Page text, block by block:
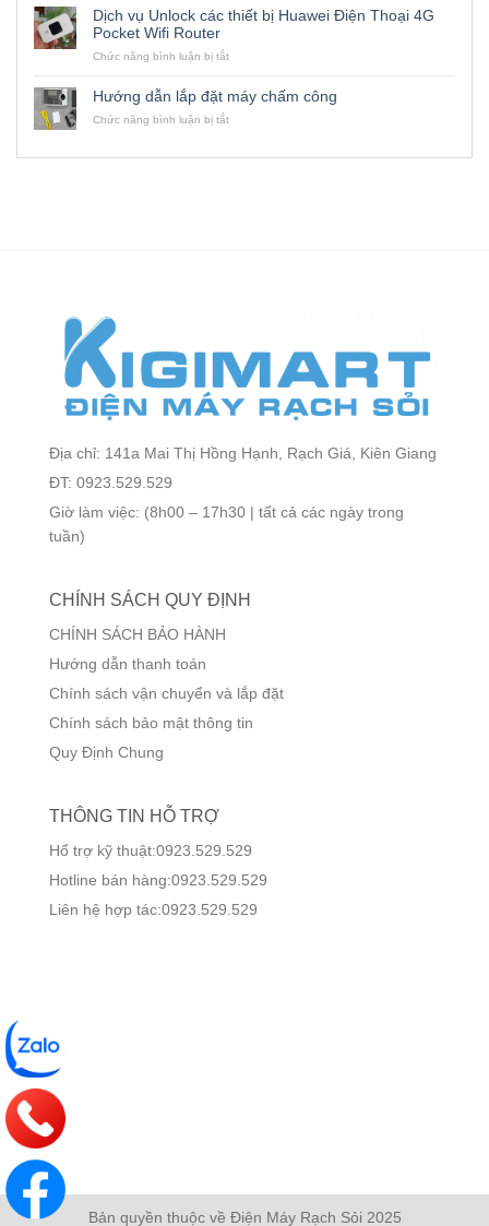
LƯU
TRỮ
Ổ
ĐẦU
GHI
CAMERA
SÁT
mạng
thoại
bị
khóa
Dịch vụ Unlock các thiết bị Huawei Điện Thoại 4G
Pocket Wifi Router
Chức năng bình luận bị tắtở
Unlock
các
Hướng dẫn lắp đặt máy chấm công
Chức năng bình luận bị tắtở
Địa chỉ: 141a Mai Thị Hồng Hạnh, Rạch Giá, Kiên Giang
ĐT: 0923.529.529
Giờ làm việc: (8h00 – 17h30 | tất cả các ngày trong
tuần)
CHÍNH SÁCH QUY ĐỊNH
CHÍNH SÁCH BẢO HÀNH
Hướng dẫn thanh toán
Chính sách vận chuyển và lắp đặt
Chính sách bảo mật thông tin
Quy Định Chung
THÔNG TIN HỖ TRỢ
Hổ trợ kỹ thuật:0923.529.529
Hotline bán hàng:0923.529.529
Liên hệ hợp tác:0923.529.529
Bản quyền thuộc về Điện Máy Rạch Sỏi 2025